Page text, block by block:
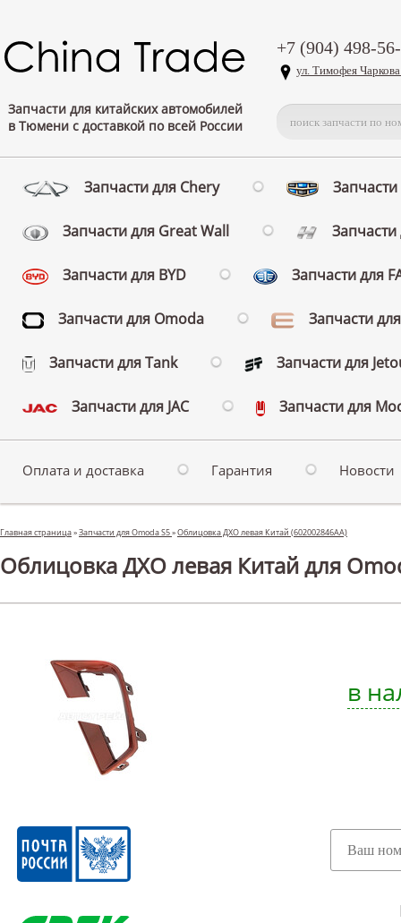
Запчасти для китайских автомобилей
в Тюмени с доставкой по всей России
+7 (904) 498-
ул. Тимофея
Запчасти для Chery
Запчасти для Great Wall
Запчасти для BYD Запчасти для
Запчасти для Omoda Запчасти
Запчасти для Tank Запчасти для
Запчасти для JAC Запчасти для
Оплата и доставка Гарантия Новости
Главная страница»Запчасти для Omoda S5»Облицовка ДХО левая Китай (602002846AA)
Облицовка ДХО левая Китай для
в